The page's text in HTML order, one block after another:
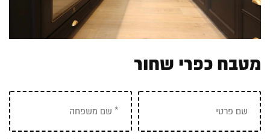
מטבח כפרי שחור